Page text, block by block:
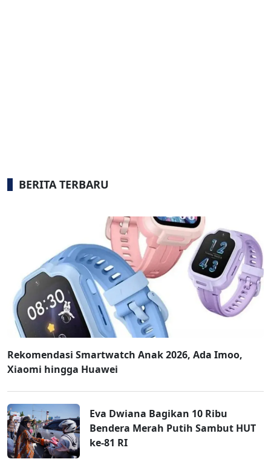
BERITA TERBARU
Rekomendasi Smartwatch Anak 2026, Ada Imoo,
Xiaomi hingga Huawei
Eva Dwiana Bagikan 10 Ribu
Bendera Merah Putih Sambut HUT
ke-81 RI